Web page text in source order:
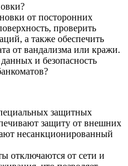
от посторонних
проверить
а также обеспечить
от вандализма или кражи.
и безопасность
защитных
защиту от внешних
несанкционированный
отключаются от сети и